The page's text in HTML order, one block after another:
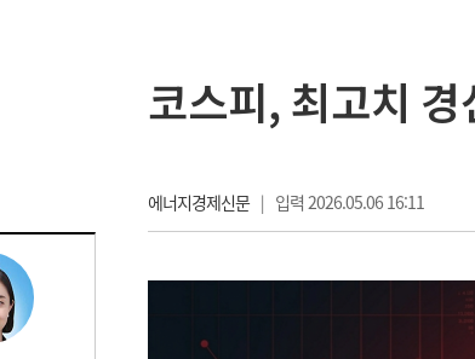
코스피, 최고치
에너지경제신문| 입력 2026.05.06 16:11